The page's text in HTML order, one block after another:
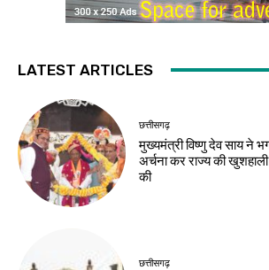
LATEST ARTICLES
छत्तीसगढ़
मुख्यमंत्री विष्णु देव साय ने
अर्चना कर राज्य की
की
छत्तीसगढ़